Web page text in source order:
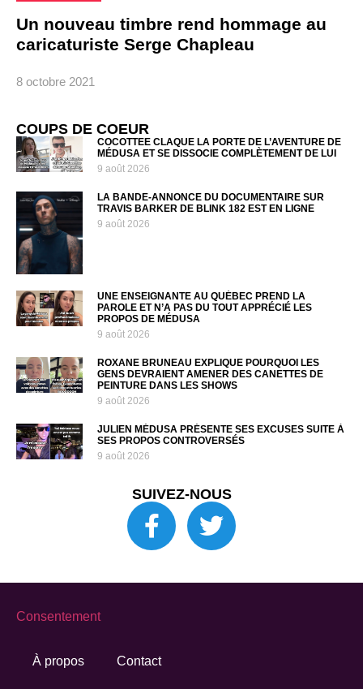
Un nouveau timbre rend hommage au
caricaturiste Serge Chapleau
8 octobre 2021
COUPS DE COEUR
COCOTTEE CLAQUE LA PORTE DE L’AVENTURE DE
MÉDUSA ET SE DISSOCIE COMPLÈTEMENT DE LUI
9 août 2026
LA BANDE-ANNONCE DU DOCUMENTAIRE SUR
TRAVIS BARKER DE BLINK 182 EST EN LIGNE
9 août 2026
UNE ENSEIGNANTE AU QUÉBEC PREND LA
PAROLE ET N’A PAS DU TOUT APPRÉCIÉ LES
PROPOS DE MÉDUSA
9 août 2026
ROXANE BRUNEAU EXPLIQUE POURQUOI LES
GENS DEVRAIENT AMENER DES CANETTES DE
PEINTURE DANS LES SHOWS
9 août 2026
JULIEN MÉDUSA PRÉSENTE SES EXCUSES SUITE À
SES PROPOS CONTROVERSÉS
9 août 2026
SUIVEZ-NOUS
À propos Contact
Consentement